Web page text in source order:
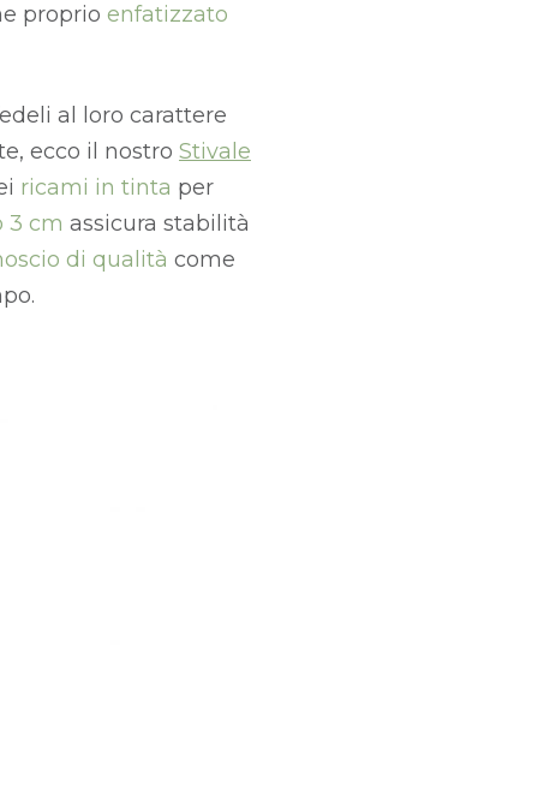
proprio enfatizzato
al loro carattere
ecco il nostro Stivale
ricami in tinta per
3 cm assicura stabilità
di qualità come